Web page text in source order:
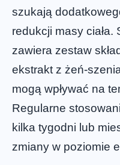
szukają
redukcji masy ciała.
zawiera zestaw
ekstrakt z żeń-
mogą wpływać na
Regularne
kilka tygodni lub
zmiany w poziomie